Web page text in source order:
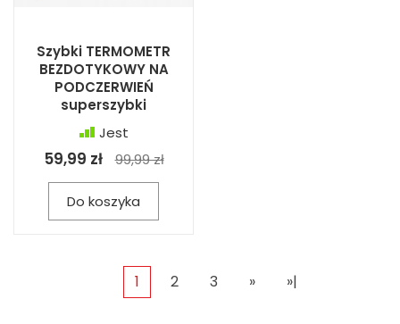
Szybki TERMOMETR
BEZDOTYKOWY NA
PODCZERWIEŃ
superszybki
Jest
59,99 zł 99,99 zł
Do koszyka
1 2 3 » »|